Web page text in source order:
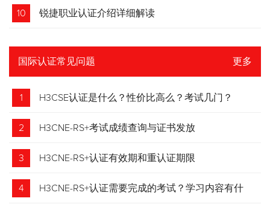
10 锐捷职业认证介绍详细解读
国际认证常见问题 更多
1 H3CSE认证是什么？性价比高么？考试几门？
2 H3CNE-RS+考试成绩查询与证书发放
3 H3CNE-RS+认证有效期和重认证期限
4 H3CNE-RS+认证需要完成的考试？学习内容有什